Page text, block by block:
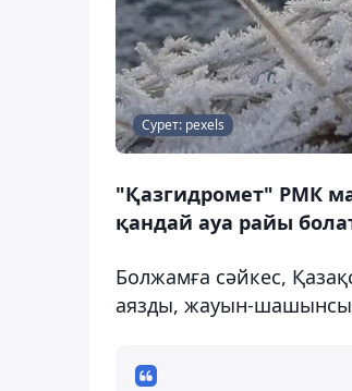
Сурет: pexels
"Қазгидромет" РМК
қандай ауа райы
Болжамға сәйкес,
аязды, жауын-